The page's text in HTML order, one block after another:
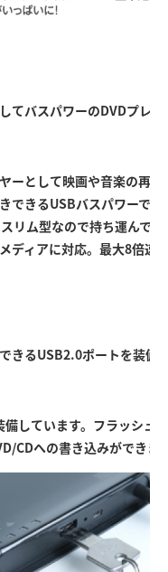
てバスパワーのDVDプレ
ーとして映画や音楽の再
できるUSBバスパワーで
リム型なので持ち運んで
ディアに対応。最大8倍速
るUSB2.0ポートを装備
しています。フラッシュ
CDへの書き込みができま